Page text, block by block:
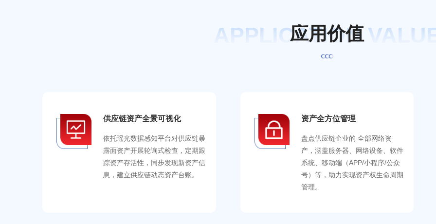
APPLICATION
应用价值
供应链资产全景可视化
依托瑶光数据感知平台对供应链暴
露面资产开展轮询式检查，定期跟
踪资产存活性，同步发现新资产信
息，建立供应链动态资产台账。
资产全方位管理
盘点供应链企业的 全部网络资
产，涵盖服务器、网络设备、软件
系统、移动端（APP/小程序/公众
号）等，助力实现资产权生命周期
管理。